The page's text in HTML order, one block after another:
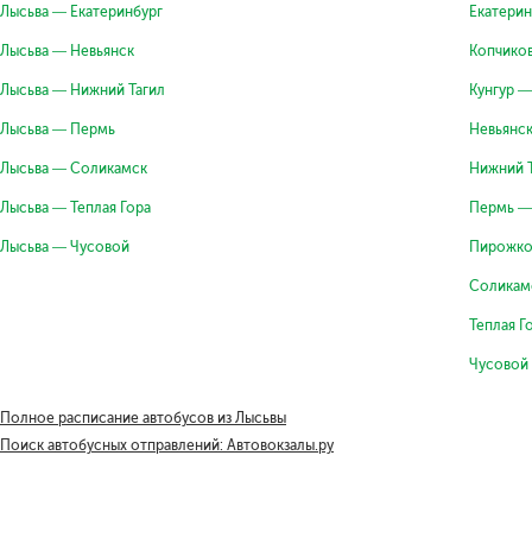
Лысьва — Екатеринбург
Лысьва — Невьянск
Лысьва — Нижний Тагил
Лысьва — Пермь
Лысьва — Соликамск
Лысьва — Теплая Гора
Лысьва — Чусовой
Кунгур
Нижний
Пермь —
Теплая
Полное расписание автобусов из Лысьвы
Поиск автобусных отправлений: Автовокзалы.ру